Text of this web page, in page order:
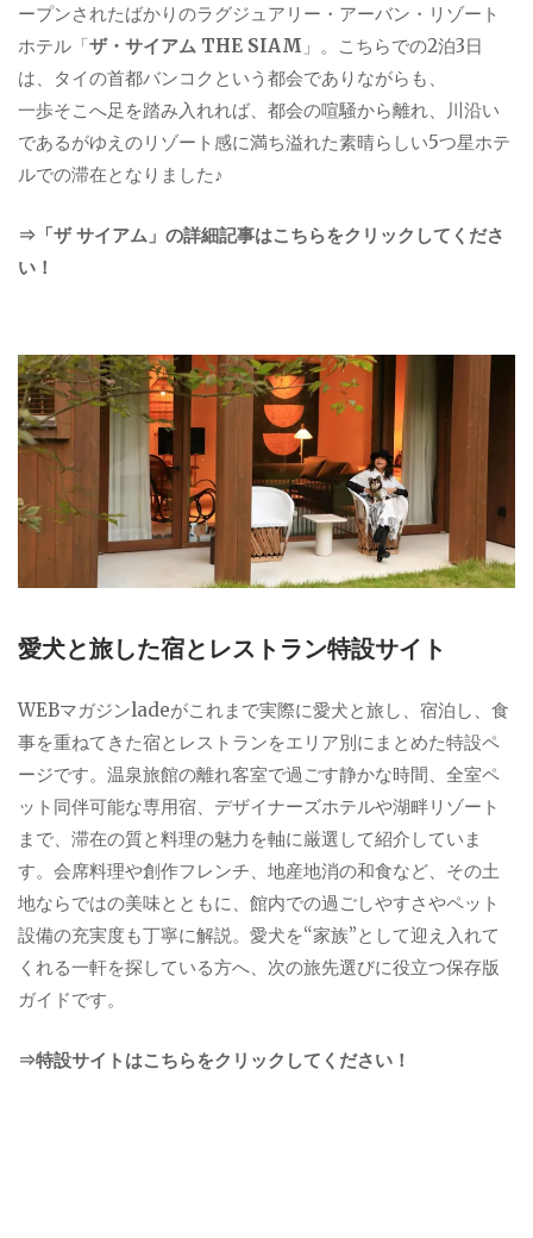
ープンされたばかりのラグジュアリー・アーバン・リゾート
ホテル「ザ・サイアム THE SIAM 」。こちらでの2泊3日
は、タイの首都バンコクという都会でありながらも、
一歩そこへ足を踏み入れれば、都会の喧騒から離れ、川沿い
であるがゆえのリゾート感に満ち溢れた素晴らしい5つ星ホテ
ルでの滞在となりました♪
⇒「ザ サイアム」の詳細記事はこちらをクリックしてくださ
い！
愛犬と旅した宿とレストラン特設サイト
WEBマガジンladeがこれまで実際に愛犬と旅し、宿泊し、食
事を重ねてきた宿とレストランをエリア別にまとめた特設ペ
ージです。温泉旅館の離れ客室で過ごす静かな時間、全室ペ
ット同伴可能な専用宿、デザイナーズホテルや湖畔リゾート
まで、滞在の質と料理の魅力を軸に厳選して紹介していま
す。会席料理や創作フレンチ、地産地消の和食など、その土
地ならではの美味とともに、館内での過ごしやすさやペット
設備の充実度も丁寧に解説。愛犬を“家族”として迎え入れて
くれる一軒を探している方へ、次の旅先選びに役立つ保存版
ガイドです。
⇒特設サイトはこちらをクリックしてください！